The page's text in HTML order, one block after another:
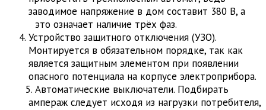
заводимое напряжение в дом составит 380 В, а
это означает наличие трёх фаз.
Устройство защитного отключения (УЗО).
Монтируется в обязательном порядке, так как
является защитным элементом при появлении
опасного потенциала на корпусе электроприбора.
Автоматические выключатели. Подбирать
ампераж следует исходя из нагрузки потребителя,